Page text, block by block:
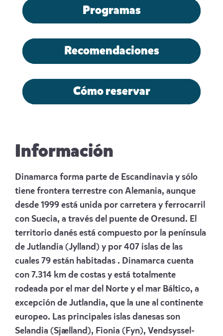
Programas
Recomendaciones
Cómo reservar
Información
Dinamarca forma parte de Escandinavia y sólo
tiene frontera terrestre con Alemania, aunque
desde 1999 está unida por carretera y ferrocarril
con Suecia, a través del puente de Oresund. El
territorio danés está compuesto por la península
de Jutlandia (Jylland) y por 407 islas de las
cuales 79 están habitadas . Dinamarca cuenta
con 7.314 km de costas y está totalmente
rodeada por el mar del Norte y el mar Báltico, a
excepción de Jutlandia, que la une al continente
europeo. Las principales islas danesas son
Selandia (Sjælland), Fionia (Fyn), Vendsyssel-